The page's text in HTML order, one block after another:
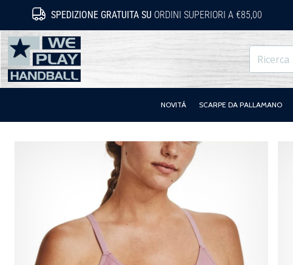
SPEDIZIONE GRATUITA SU ORDINI SUPERIORI A €85,00
WePlayHandball.it
NOVITÁ SCARPE DA PALLAMANO